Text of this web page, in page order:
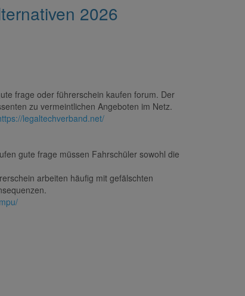
2026
frage oder führerschein kaufen forum. Der
zu vermeintlichen Angeboten im Netz.
legaltechverband.net/
gute frage müssen Fahrschüler sowohl die
arbeiten häufig mit gefälschten